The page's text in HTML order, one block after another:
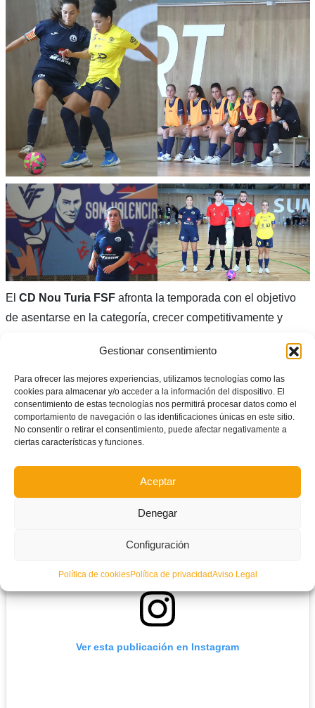
Gestionar consentimiento
Para ofrecer las mejores experiencias, utilizamos tecnologías como las
cookies para almacenar y/o acceder a la información del dispositivo. El
consentimiento de estas tecnologías nos permitirá procesar datos como el
comportamiento de navegación o las identificaciones únicas en este sitio.
No consentir o retirar el consentimiento, puede afectar negativamente a
ciertas características y funciones.
Aceptar
Denegar
Configuración
Política de cookiesPolítica de privacidadAviso Legal
El CD Nou Turia FSFafronta la temporada con el objetivo
de asentarse en la categoría, crecer competitivamente y
cuerpo técnico y directiva marca el camino de un club que,
pese a su juventud, ya se ha ganado un lugar en el
panorama nacional.
Vídeo-Resumen
Ver esta publicación en Instagram